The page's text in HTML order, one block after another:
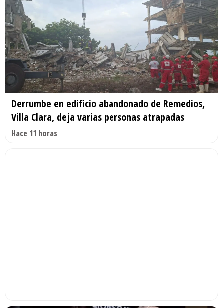
Derrumbe en edificio abandonado de Remedios,
Villa Clara, deja varias personas atrapadas
Hace 11 horas